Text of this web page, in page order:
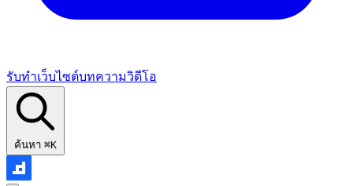
รับทำเว็บไซต์บทความวิดีโอ
ค้นหา ⌘K